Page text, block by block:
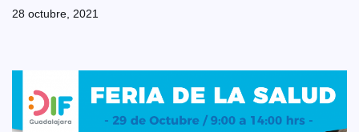
28 octubre, 2021